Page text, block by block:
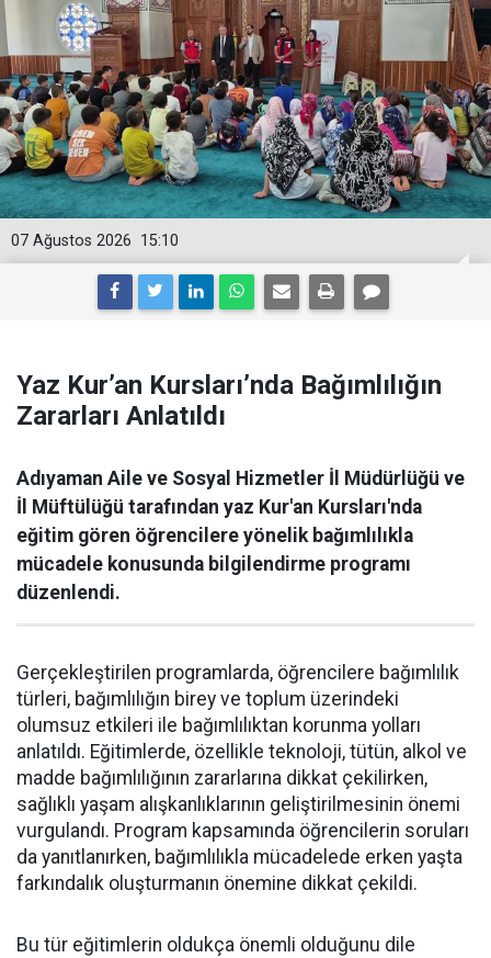
15:10
07 Ağustos 2026
Yaz Kur’an Kursları’nda Bağımlılığın
Zararları Anlatıldı
Adıyaman Aile ve Sosyal Hizmetler İl Müdürlüğü ve
İl Müftülüğü tarafından yaz Kur'an Kursları'nda
eğitim gören öğrencilere yönelik bağımlılıkla
mücadele konusunda bilgilendirme programı
düzenlendi.
Gerçekleştirilen programlarda, öğrencilere bağımlılık
türleri, bağımlılığın birey ve toplum üzerindeki
olumsuz etkileri ile bağımlılıktan korunma yolları
anlatıldı. Eğitimlerde, özellikle teknoloji, tütün, alkol ve
madde bağımlılığının zararlarına dikkat çekilirken,
sağlıklı yaşam alışkanlıklarının geliştirilmesinin önemi
vurgulandı. Program kapsamında öğrencilerin soruları
da yanıtlanırken, bağımlılıkla mücadelede erken yaşta
farkındalık oluşturmanın önemine dikkat çekildi.
Bu tür eğitimlerin oldukça önemli olduğunu dile